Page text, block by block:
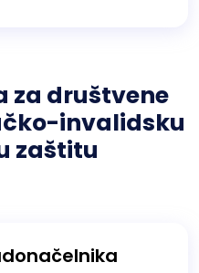
za društvene
invalidsku
zaštitu